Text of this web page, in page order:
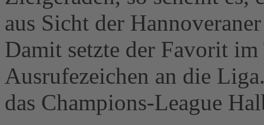
aus Sicht der
Damit setzte der Favorit
Ausrufezeichen an die
das Champions-League